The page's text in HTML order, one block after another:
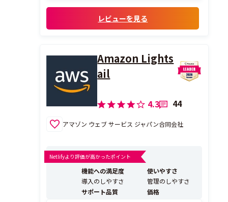
・大手で老舗のサービスでありながら、革
新性を忘れていないこと。サービスとして
レビューを見る
Amazon Lights
ail
4.3 44
アマゾン ウェブ サービス ジャパン合同会社
Netlifyより評価が高かったポイント
機能への満足度
使いやすさ
導入のしやすさ
管理のしやすさ
サポート品質
価格